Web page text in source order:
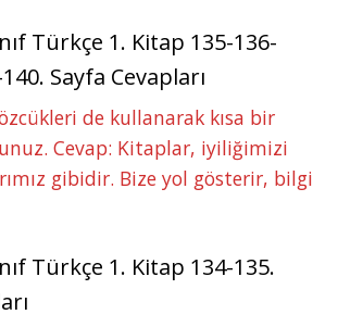
Türkçe 1. Kitap 135-136-
Sayfa Cevapları
de kullanarak kısa bir
Cevap: Kitaplar, iyiliğimizi
gibidir. Bize yol gösterir, bilgi
Türkçe 1. Kitap 134-135.